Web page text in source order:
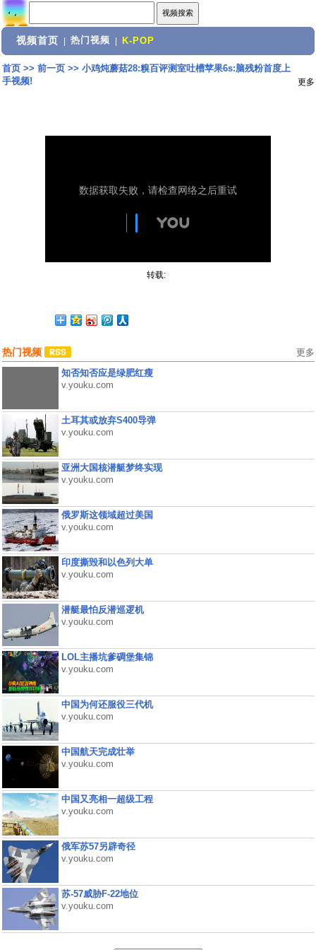
视频首页 热门视频 K-POP
首页>> 前一页>> 小鸡炖蘑菇28:糗百评测室吐槽苹果6s:脑残粉首度上
手视频!
更多
转载:
热门视频 更多
知否知否应是绿肥红瘦
v.youku.com
土耳其或放弃S400导弹
v.youku.com
亚洲大国核潜艇梦终实现
v.youku.com
俄罗斯这领域超过美国
v.youku.com
印度撕毁和以色列大单
v.youku.com
潜艇最怕反潜巡逻机
v.youku.com
LOL主播坑爹碉堡集锦
v.youku.com
中国为何还服役三代机
v.youku.com
中国航天完成壮举
v.youku.com
中国又亮相一超级工程
v.youku.com
俄军苏57另辟奇径
v.youku.com
苏-57威胁F-22地位
v.youku.com